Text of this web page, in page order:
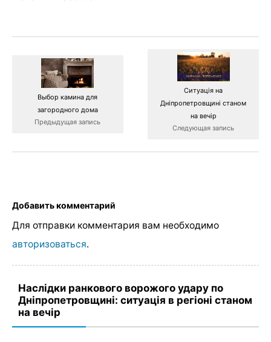
Выбор камина для
загородного дома
Предыдущая запись
Ситуація на
Дніпропетровщині станом
на вечір
Следующая запись
Добавить комментарий
Для отправки комментария вам необходимо
авторизоваться.
Наслідки ранкового ворожого удару по
Дніпропетровщині: ситуація в регіоні станом
на вечір